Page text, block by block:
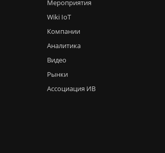
Мероприятия
Wiki IoT
Компании
Аналитика
Видео
Рынки
Ассоциация ИВ